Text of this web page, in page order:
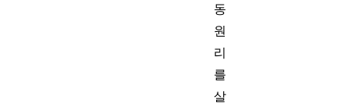
동
원
리
를
살